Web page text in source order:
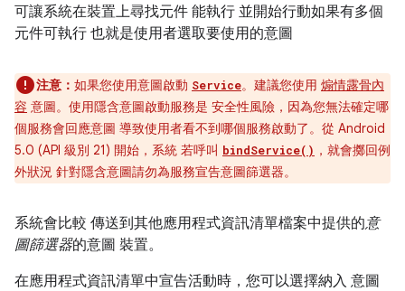
可讓系統在裝置上尋找元件 能執行 並開始行動如果有多個
元件可執行 也就是使用者選取要使用的意圖
注意： 如果您使用意圖啟動 Service。建議您使用 煽情露骨內
容 意圖。使用隱含意圖啟動服務是 安全性風險，因為您無法確定哪
個服務會回應意圖 導致使用者看不到哪個服務啟動了。從 Android
5.0 (API 級別 21) 開始，系統 若呼叫 bindService() ，就會擲回例
外狀況 針對隱含意圖請勿為服務宣告意圖篩選器。
系統會比較 傳送到其他應用程式資訊清單檔案中提供的意
圖篩選器的意圖 裝置。
在應用程式資訊清單中宣告活動時，您可以選擇納入 意圖